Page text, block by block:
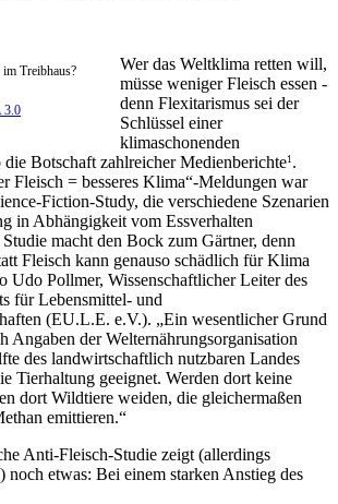
Treibhaus?
3.0
Wer das Weltklima retten will,
müsse weniger Fleisch essen -
denn Flexitarismus sei der
Schlüssel einer
klimaschonenden
die Botschaft zahlreicher Medienberichte1 .
Fleisch = besseres Klima“-Meldungen war
Fiction-Study, die verschiedene Szenarien
in Abhängigkeit vom Essverhalten
Studie macht den Bock zum Gärtner, denn
Fleisch kann genauso schädlich für Klima
Udo Pollmer, Wissenschaftlicher Leiter des
für Lebensmittel- und
(EU.L.E. e.V.). „Ein wesentlicher Grund
Angaben der Welternährungsorganisation
des landwirtschaftlich nutzbaren Landes
Tierhaltung geeignet. Werden dort keine
dort Wildtiere weiden, die gleichermaßen
emittieren.“
Anti-Fleisch-Studie zeigt (allerdings
noch etwas: Bei einem starken Anstieg des